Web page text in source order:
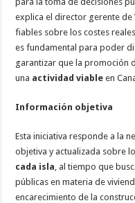
explica el director gerente de
fiables sobre los costes
es fundamental para poder
garantizar que la promoción
una actividad viable en
Información objetiva
Esta iniciativa responde a la
objetiva y actualizada sobre
cada isla, al tiempo que
públicas en materia de
encarecimiento de la
Experiencia
Para que
nuestra web
funcione lo
mejor posible
rechaza estas
algunas
funcionalidades
desaparecerán
de la web.